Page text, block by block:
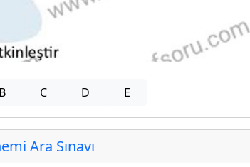
B C D E
Ara Sınavı